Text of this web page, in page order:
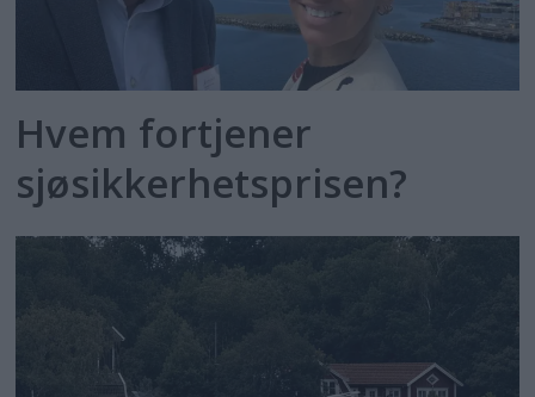
Hvem fortjener
sjøsikkerhetsprisen?